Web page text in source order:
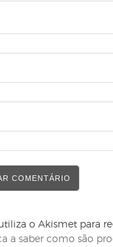
o Akismet para
a saber como são